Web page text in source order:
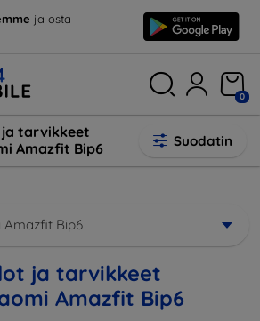
ja osta
0
tarvikkeet
Amazfit Bip6
Suodatin
Amazfit Bip6
ja tarvikkeet
Amazfit Bip6